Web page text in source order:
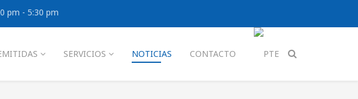
pm - 5:30 pm
SERVICIOS NOTICIAS CONTACTO